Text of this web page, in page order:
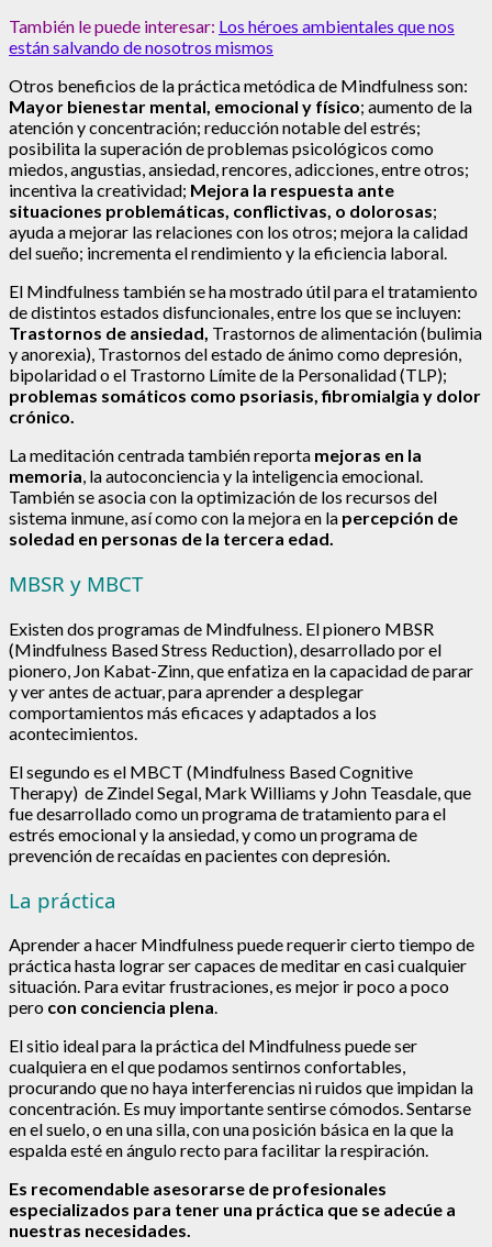
También le puede interesar: Los héroes ambientales que nos
están salvando de nosotros mismos
Otros beneficios de la práctica metódica de Mindfulness son:
Mayor bienestar mental, emocional y físico; aumento de la
atención y concentración; reducción notable del estrés;
posibilita la superación de problemas psicológicos como
miedos, angustias, ansiedad, rencores, adicciones, entre otros;
incentiva la creatividad; Mejora la respuesta ante
situaciones problemáticas, conflictivas, o dolorosas;
ayuda a mejorar las relaciones con los otros; mejora la calidad
del sueño; incrementa el rendimiento y la eficiencia laboral.
El Mindfulness también se ha mostrado útil para el tratamiento
de distintos estados disfuncionales, entre los que se incluyen:
Trastornos de ansiedad, Trastornos de alimentación (bulimia
y anorexia), Trastornos del estado de ánimo como depresión,
bipolaridad o el Trastorno Límite de la Personalidad (TLP);
problemas somáticos como psoriasis, fibromialgia y dolor
crónico.
La meditación centrada también reporta mejoras en la
memoria, la autoconciencia y la inteligencia emocional.
También se asocia con la optimización de los recursos del
sistema inmune, así como con la mejora en la percepción de
soledad en personas de la tercera edad.
MBSR y MBCT
Existen dos programas de Mindfulness. El pionero MBSR
(Mindfulness Based Stress Reduction), desarrollado por el
pionero, Jon Kabat-Zinn, que enfatiza en la capacidad de parar
y ver antes de actuar, para aprender a desplegar
comportamientos más eficaces y adaptados a los
acontecimientos.
El segundo es el MBCT (Mindfulness Based Cognitive
Therapy) de Zindel Segal, Mark Williams y John Teasdale, que
fue desarrollado como un programa de tratamiento para el
estrés emocional y la ansiedad, y como un programa de
prevención de recaídas en pacientes con depresión.
La práctica
Aprender a hacer Mindfulness puede requerir cierto tiempo de
práctica hasta lograr ser capaces de meditar en casi cualquier
situación. Para evitar frustraciones, es mejor ir poco a poco
pero con conciencia plena.
El sitio ideal para la práctica del Mindfulness puede ser
cualquiera en el que podamos sentirnos confortables,
procurando que no haya interferencias ni ruidos que impidan la
concentración. Es muy importante sentirse cómodos. Sentarse
en el suelo, o en una silla, con una posición básica en la que la
espalda esté en ángulo recto para facilitar la respiración.
Es recomendable asesorarse de profesionales
especializados para tener una práctica que se adecúe a
nuestras necesidades.